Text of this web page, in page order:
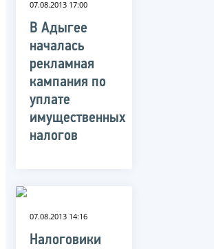
07.08.2013 17:00
В Адыгее
началась
рекламная
кампания по
уплате
имущественных
налогов
07.08.2013 14:16
Налоговики